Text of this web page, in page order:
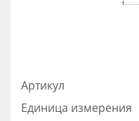
Артикул
Единица измерения